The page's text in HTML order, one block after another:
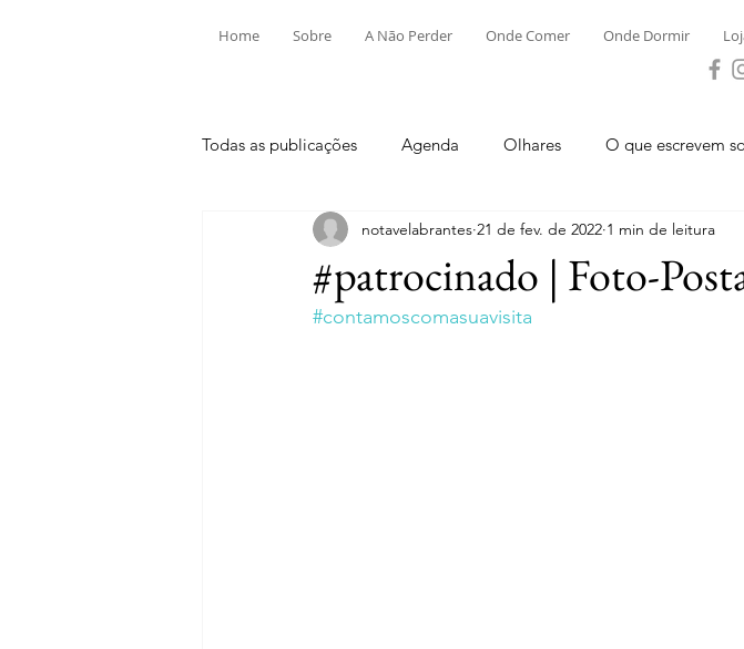
Home Sobre A Não Perder Onde Comer Onde Dormir
Todas as publicações Agenda Olhares O que escrevem
Aldeia do Mato e Souto Alvega e Concavada Bemposta
Mouriscas Pego Rio de Moinhos
#patrocinado | Foto-
notavelabrantes 21 de fev. de 2022 1 min de leitura
#contamoscomasuavisita